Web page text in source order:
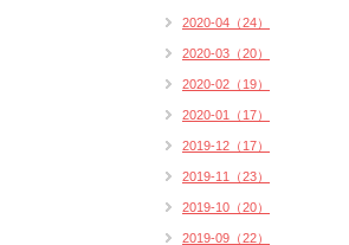
2020-04（24）
2020-03（20）
2020-02（19）
2020-01（17）
2019-12（17）
2019-11（23）
2019-10（20）
2019-09（22）